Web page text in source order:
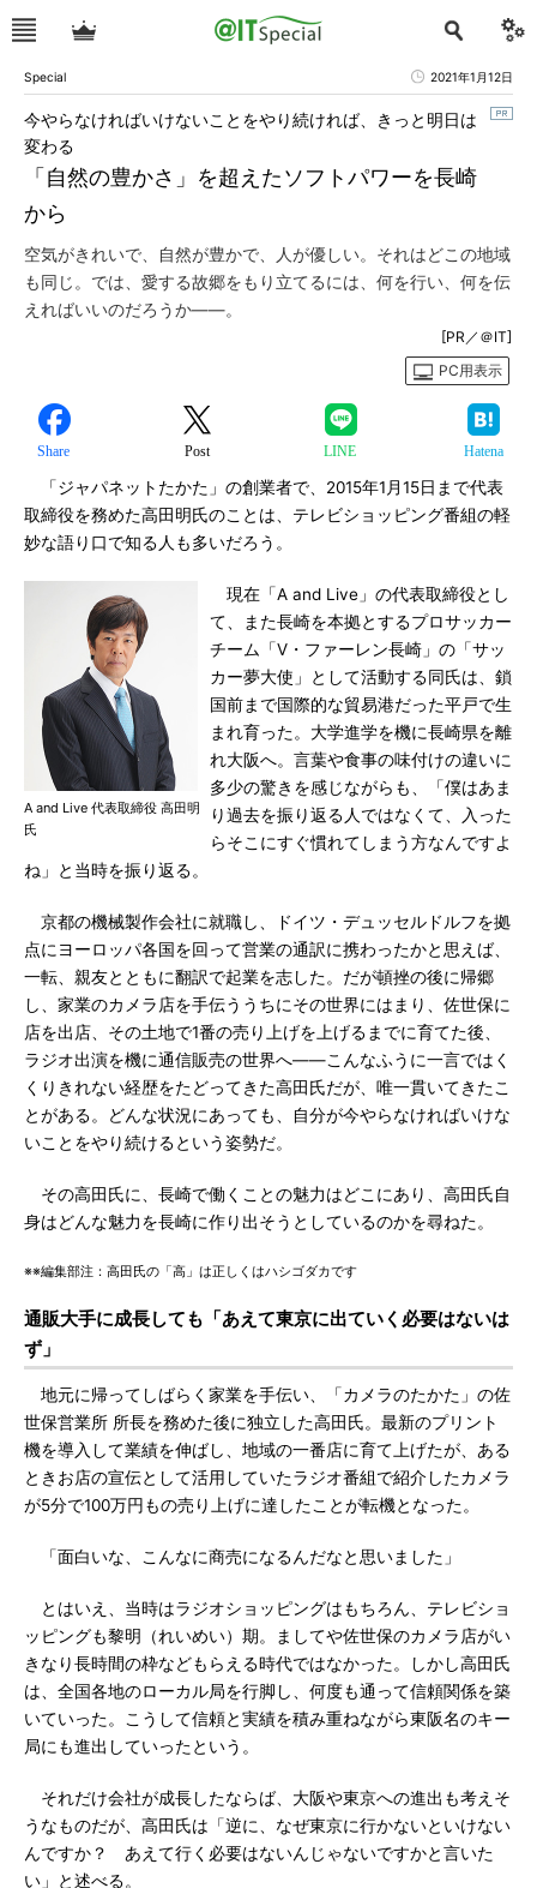
Special 2021年1月12日
「自然の豊かさ」を超えたソフトパワーを長崎
から
今やらなければいけないことをやり続ければ、きっと明日は
変わる
空気がきれいで、自然が豊かで、人が優しい。それはどこの地域
も同じ。では、愛する故郷をもり立てるには、何を行い、何を伝
えればいいのだろうか――。
[PR／＠IT]
PC用表示
Share Post LINE Hatena
「ジャパネットたかた」の創業者で、2015年1月15日まで代表
取締役を務めた高田明氏のことは、テレビショッピング番組の軽
妙な語り口で知る人も多いだろう。
A and Live 代表取締役 高田明
氏
現在「A and Live」の代表取締役とし
て、また長崎を本拠とするプロサッカー
チーム「V・ファーレン長崎」の「サッ
カー夢大使」として活動する同氏は、鎖
国前まで国際的な貿易港だった平戸で生
まれ育った。大学進学を機に長崎県を離
れ大阪へ。言葉や食事の味付けの違いに
多少の驚きを感じながらも、「僕はあま
り過去を振り返る人ではなくて、入った
らそこにすぐ慣れてしまう方なんですよ
ね」と当時を振り返る。
京都の機械製作会社に就職し、ドイツ・デュッセルドルフを拠
点にヨーロッパ各国を回って営業の通訳に携わったかと思えば、
一転、親友とともに翻訳で起業を志した。だが頓挫の後に帰郷
し、家業のカメラ店を手伝ううちにその世界にはまり、佐世保に
店を出店、その土地で1番の売り上げを上げるまでに育てた後、
ラジオ出演を機に通信販売の世界へ――こんなふうに一言ではく
くりきれない経歴をたどってきた高田氏だが、唯一貫いてきたこ
とがある。どんな状況にあっても、自分が今やらなければいけな
いことをやり続けるという姿勢だ。
その高田氏に、長崎で働くことの魅力はどこにあり、高田氏自
身はどんな魅力を長崎に作り出そうとしているのかを尋ねた。
※※編集部注：高田氏の「高」は正しくはハシゴダカです
通販大手に成長しても「あえて東京に出ていく必要はないは
ず」
地元に帰ってしばらく家業を手伝い、「カメラのたかた」の佐
世保営業所 所長を務めた後に独立した高田氏。最新のプリント
機を導入して業績を伸ばし、地域の一番店に育て上げたが、ある
ときお店の宣伝として活用していたラジオ番組で紹介したカメラ
が5分で100万円もの売り上げに達したことが転機となった。
「面白いな、こんなに商売になるんだなと思いました」
とはいえ、当時はラジオショッピングはもちろん、テレビショ
ッピングも黎明（れいめい）期。ましてや佐世保のカメラ店がい
きなり長時間の枠などもらえる時代ではなかった。しかし高田氏
は、全国各地のローカル局を行脚し、何度も通って信頼関係を築
いていった。こうして信頼と実績を積み重ねながら東阪名のキー
局にも進出していったという。
それだけ会社が成長したならば、大阪や東京への進出も考えそ
うなものだが、高田氏は「逆に、なぜ東京に行かないといけない
んですか？ あえて行く必要はないんじゃないですかと言いた
い」と述べる。